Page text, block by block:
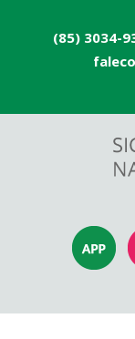
(85) 3034-